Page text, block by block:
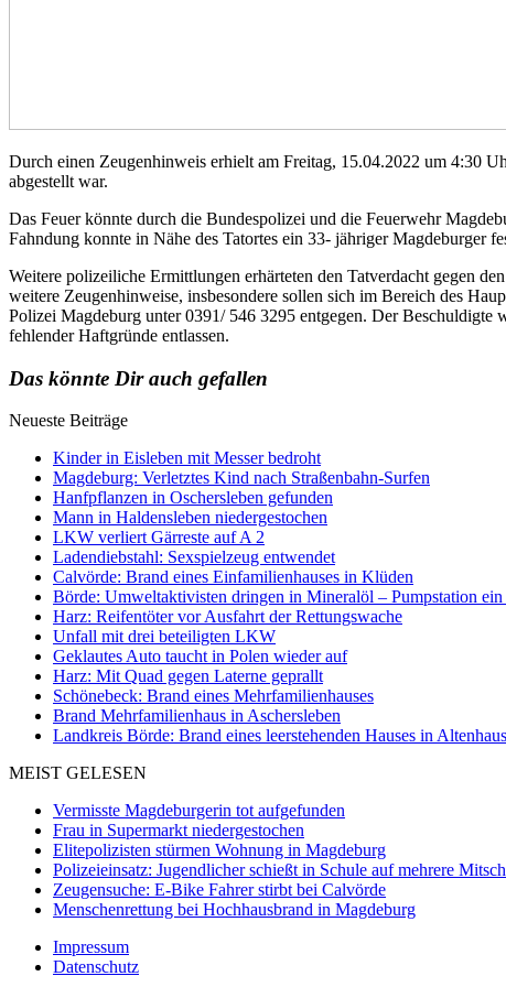
Durch einen Zeugenhinweis erhielt am Freitag, 15.04.2022 um 4:30
abgestellt war.
Das Feuer könnte durch die Bundespolizei und die Feuerwehr
Fahndung konnte in Nähe des Tatortes ein 33- jähriger Magdeburger
Weitere polizeiliche Ermittlungen erhärteten den Tatverdacht gegen
weitere Zeugenhinweise, insbesondere sollen sich im Bereich des
Polizei Magdeburg unter 0391/ 546 3295 entgegen. Der Beschuldigte
fehlender Haftgründe entlassen.
Das könnte Dir auch gefallen
Neueste Beiträge
Kinder in Eisleben mit Messer bedroht
Magdeburg: Verletztes Kind nach Straßenbahn-Surfen
Hanfpflanzen in Oschersleben gefunden
Mann in Haldensleben niedergestochen
LKW verliert Gärreste auf A 2
Ladendiebstahl: Sexspielzeug entwendet
Calvörde: Brand eines Einfamilienhauses in Klüden
Börde: Umweltaktivisten dringen in Mineralöl – Pumpstation
Harz: Reifentöter vor Ausfahrt der Rettungswache
Unfall mit drei beteiligten LKW
Geklautes Auto taucht in Polen wieder auf
Harz: Mit Quad gegen Laterne geprallt
Schönebeck: Brand eines Mehrfamilienhauses
Brand Mehrfamilienhaus in Aschersleben
Landkreis Börde: Brand eines leerstehenden Hauses in
MEIST GELESEN
Vermisste Magdeburgerin tot aufgefunden
Frau in Supermarkt niedergestochen
Elitepolizisten stürmen Wohnung in Magdeburg
Polizeieinsatz: Jugendlicher schießt in Schule auf mehrere
Zeugensuche: E-Bike Fahrer stirbt bei Calvörde
Menschenrettung bei Hochhausbrand in Magdeburg
Impressum
Datenschutz